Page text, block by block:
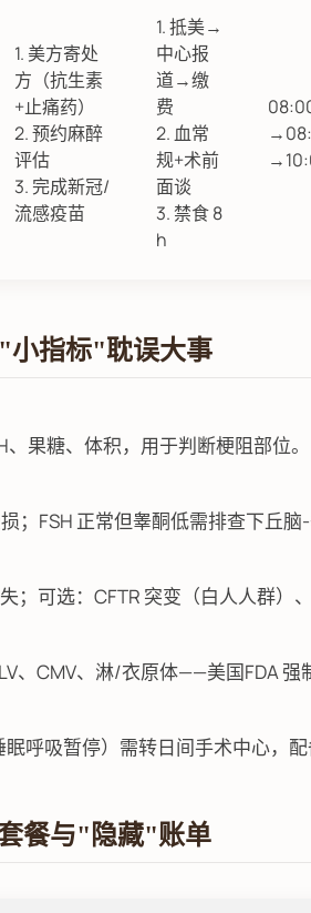
1. 美方寄处
方（抗生素
+止痛药）
2. 预约麻醉
评估
3. 完成新冠/
流感疫苗
1. 抵美→
中心报
道→缴
费
2. 血常
规+术前
面谈
3. 禁食 8
h
小指标"耽误大事
果糖、体积，用于判断梗阻部位。
；FSH 正常但睾酮低需排查下丘脑-
；可选：CFTR 突变（白人人群）
、CMV、淋/衣原体——美国FDA 强
呼吸暂停）需转日间手术中心，配
餐与"隐藏"账单